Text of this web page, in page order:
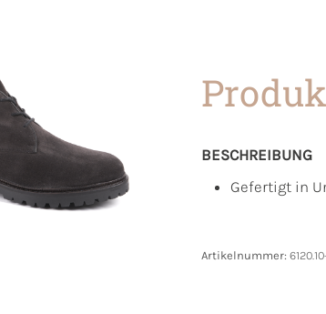
BESCHREIBUNG
Gefertigt in
Artikelnummer: